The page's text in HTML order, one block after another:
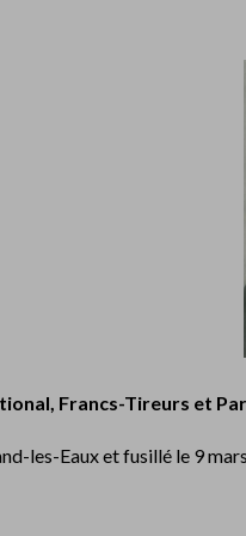
Francs-Tireurs et
les-Eaux et fusillé le 9